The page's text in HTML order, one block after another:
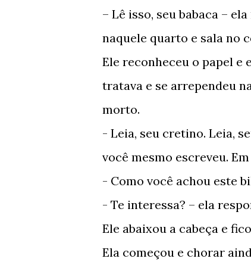
– Lê isso, seu babaca –
naquele quarto e sala no
Ele reconheceu o papel e
tratava e se arrependeu
morto.
- Leia, seu cretino. Leia,
você mesmo escreveu.
- Como você achou este
- Te interessa? – ela
Ele abaixou a cabeça e
Ela começou e chorar